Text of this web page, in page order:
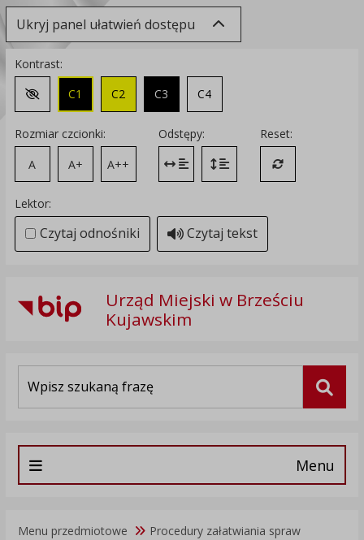
Ukryj panel ułatwień dostępu
Kontrast:
Zmień kontrast na domyślny
C1 C2 C3 C4
Rozmiar czcionki:
A
A+ A++
Odstępy:
Zmień odstęp między literami
Zmień interlinię i margines
Reset:
Przywróć
Lektor:
Czytaj odnośniki Czytaj tekst
Urząd Miejski w Brześciu
Kujawskim
Menu
Menu przedmiotowe Procedury załatwiania spraw